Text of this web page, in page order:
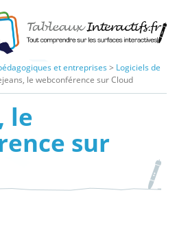
et entreprises > Logiciels de
le webconférence sur Cloud
le
sur